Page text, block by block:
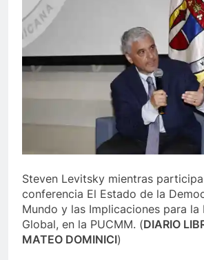
Steven Levitsky mientras
conferencia El Estado de la
Mundo y las Implicaciones para la
Global, en la PUCMM. (DIARIO
MATEO DOMINICI)